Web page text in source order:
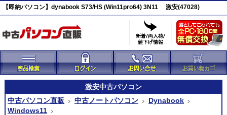
【即納パソコン】dynabook S73/HS (Win11pro64) 3N11 激安(47028)
激安中古パソコン
中古パソコン直販
中古ノートパソコン
Dynabook
Windows11